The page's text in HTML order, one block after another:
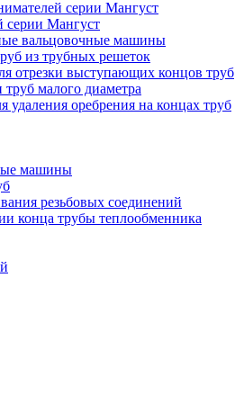
серии Мангуст
серии Мангуст
вальцовочные машины
из трубных решеток
отрезки выступающих концов труб
малого диаметра
оребрения на концах труб
машины
резьбовых соединений
конца трубы теплообменника